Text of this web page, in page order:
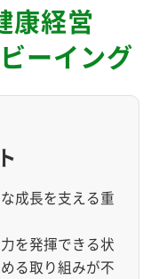
康経営
ーイング
成長を支える重
を発揮できる状
る取り組みが不